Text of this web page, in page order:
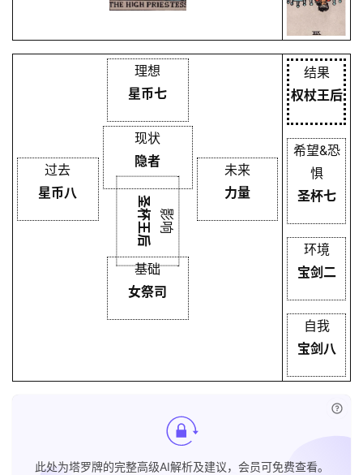
理想
星币七
过去
星币八
现状
隐者
影响
圣杯王后
未来
力量
基础
女祭司
结果
权杖王后
希望&恐
惧
圣杯七
环境
宝剑二
自我
宝剑八
此处为塔罗牌的完整高级AI解析及建议，会员可免费查看。